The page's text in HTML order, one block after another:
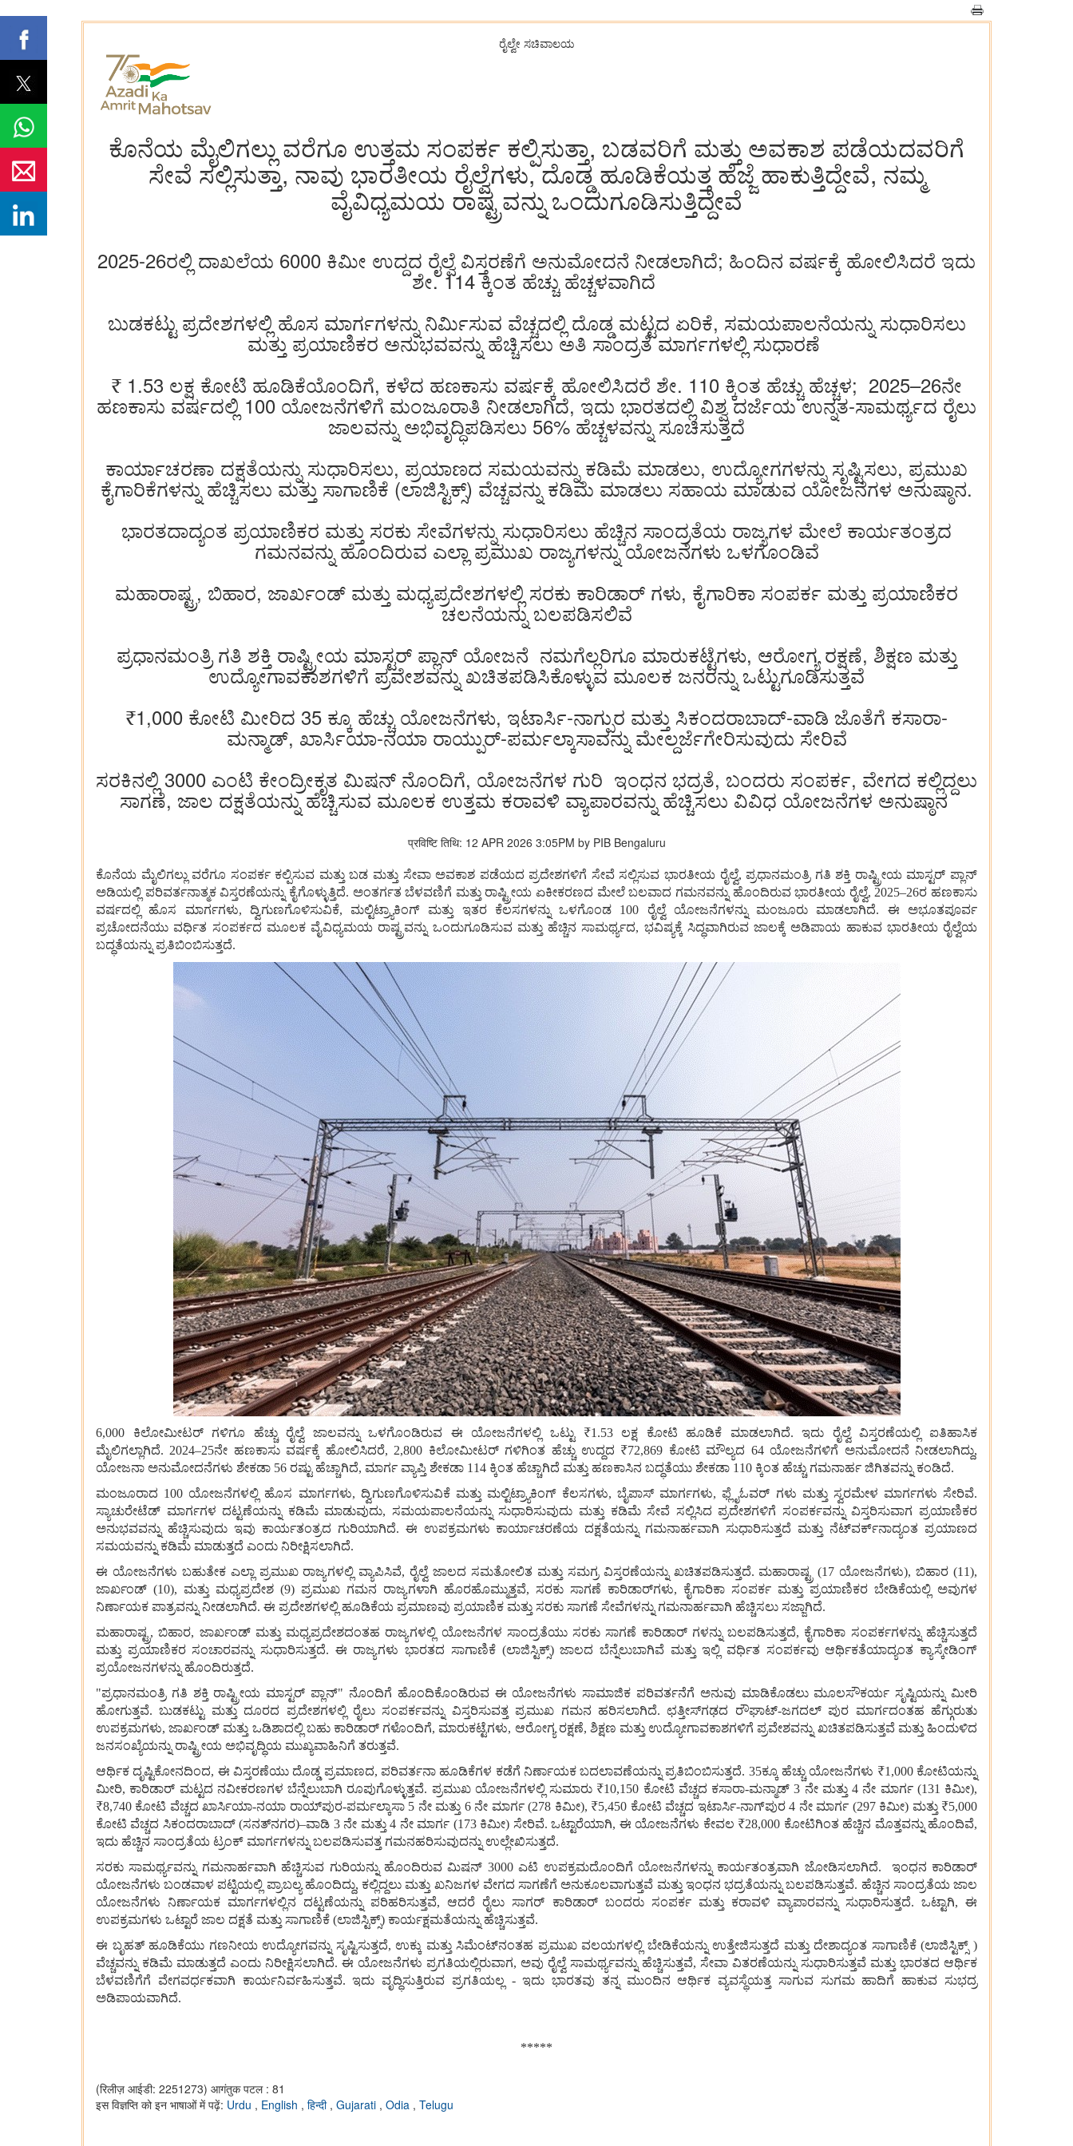
ರೈಲ್ವೇ ಸಚಿವಾಲಯ
ಕೊನೆಯ ಮೈಲಿಗಲ್ಲು ವರೆಗೂ ಉತ್ತಮ ಸಂಪರ್ಕ ಕಲ್ಪಿಸುತ್ತಾ, ಬಡವರಿಗೆ ಮತ್ತು ಅವಕಾಶ ಪಡೆಯದವರಿಗೆ
ಸೇವೆ ಸಲ್ಲಿಸುತ್ತಾ, ನಾವು ಭಾರತೀಯ ರೈಲ್ವೆಗಳು, ದೊಡ್ಡ ಹೂಡಿಕೆಯತ್ತ ಹೆಜ್ಜೆ ಹಾಕುತ್ತಿದ್ದೇವೆ, ನಮ್ಮ
ವೈವಿಧ್ಯಮಯ ರಾಷ್ಟ್ರವನ್ನು ಒಂದುಗೂಡಿಸುತ್ತಿದ್ದೇವೆ
2025-26ರಲ್ಲಿ ದಾಖಲೆಯ 6000 ಕಿಮೀ ಉದ್ದದ ರೈಲ್ವೆ ವಿಸ್ತರಣೆಗೆ ಅನುಮೋದನೆ ನೀಡಲಾಗಿದೆ; ಹಿಂದಿನ ವರ್ಷಕ್ಕೆ ಹೋಲಿಸಿದರೆ ಇದು
ಶೇ. 114 ಕ್ಕಿಂತ ಹೆಚ್ಚು ಹೆಚ್ಚಳವಾಗಿದೆ
ಬುಡಕಟ್ಟು ಪ್ರದೇಶಗಳಲ್ಲಿ ಹೊಸ ಮಾರ್ಗಗಳನ್ನು ನಿರ್ಮಿಸುವ ವೆಚ್ಚದಲ್ಲಿ ದೊಡ್ಡ ಮಟ್ಟದ ಏರಿಕೆ, ಸಮಯಪಾಲನೆಯನ್ನು ಸುಧಾರಿಸಲು
ಮತ್ತು ಪ್ರಯಾಣಿಕರ ಅನುಭವವನ್ನು ಹೆಚ್ಚಿಸಲು ಅತಿ ಸಾಂದ್ರತೆ ಮಾರ್ಗಗಳಲ್ಲಿ ಸುಧಾರಣೆ
₹ 1.53 ಲಕ್ಷ ಕೋಟಿ ಹೂಡಿಕೆಯೊಂದಿಗೆ, ಕಳೆದ ಹಣಕಾಸು ವರ್ಷಕ್ಕೆ ಹೋಲಿಸಿದರೆ ಶೇ. 110 ಕ್ಕಿಂತ ಹೆಚ್ಚು ಹೆಚ್ಚಳ; 2025–26ನೇ
ಹಣಕಾಸು ವರ್ಷದಲ್ಲಿ 100 ಯೋಜನೆಗಳಿಗೆ ಮಂಜೂರಾತಿ ನೀಡಲಾಗಿದೆ, ಇದು ಭಾರತದಲ್ಲಿ ವಿಶ್ವ ದರ್ಜೆಯ ಉನ್ನತ-ಸಾಮರ್ಥ್ಯದ ರೈಲು
ಜಾಲವನ್ನು ಅಭಿವೃದ್ಧಿಪಡಿಸಲು 56% ಹೆಚ್ಚಳವನ್ನು ಸೂಚಿಸುತ್ತದೆ
ಕಾರ್ಯಾಚರಣಾ ದಕ್ಷತೆಯನ್ನು ಸುಧಾರಿಸಲು, ಪ್ರಯಾಣದ ಸಮಯವನ್ನು ಕಡಿಮೆ ಮಾಡಲು, ಉದ್ಯೋಗಗಳನ್ನು ಸೃಷ್ಟಿಸಲು, ಪ್ರಮುಖ
ಕೈಗಾರಿಕೆಗಳನ್ನು ಹೆಚ್ಚಿಸಲು ಮತ್ತು ಸಾಗಾಣಿಕೆ (ಲಾಜಿಸ್ಟಿಕ್ಸ್) ವೆಚ್ಚವನ್ನು ಕಡಿಮೆ ಮಾಡಲು ಸಹಾಯ ಮಾಡುವ ಯೋಜನೆಗಳ ಅನುಷ್ಠಾನ.
ಭಾರತದಾದ್ಯಂತ ಪ್ರಯಾಣಿಕರ ಮತ್ತು ಸರಕು ಸೇವೆಗಳನ್ನು ಸುಧಾರಿಸಲು ಹೆಚ್ಚಿನ ಸಾಂದ್ರತೆಯ ರಾಜ್ಯಗಳ ಮೇಲೆ ಕಾರ್ಯತಂತ್ರದ
ಗಮನವನ್ನು ಹೊಂದಿರುವ ಎಲ್ಲಾ ಪ್ರಮುಖ ರಾಜ್ಯಗಳನ್ನು ಯೋಜನೆಗಳು ಒಳಗೊಂಡಿವೆ
ಮಹಾರಾಷ್ಟ್ರ, ಬಿಹಾರ, ಜಾರ್ಖಂಡ್ ಮತ್ತು ಮಧ್ಯಪ್ರದೇಶಗಳಲ್ಲಿ ಸರಕು ಕಾರಿಡಾರ್‌ ಗಳು, ಕೈಗಾರಿಕಾ ಸಂಪರ್ಕ ಮತ್ತು ಪ್ರಯಾಣಿಕರ
ಚಲನೆಯನ್ನು ಬಲಪಡಿಸಲಿವೆ
ಪ್ರಧಾನಮಂತ್ರಿ ಗತಿ ಶಕ್ತಿ ರಾಷ್ಟ್ರೀಯ ಮಾಸ್ಟರ್ ಪ್ಲಾನ್ ಯೋಜನೆ ನಮಗೆಲ್ಲರಿಗೂ ಮಾರುಕಟ್ಟೆಗಳು, ಆರೋಗ್ಯ ರಕ್ಷಣೆ, ಶಿಕ್ಷಣ ಮತ್ತು
ಉದ್ಯೋಗಾವಕಾಶಗಳಿಗೆ ಪ್ರವೇಶವನ್ನು ಖಚಿತಪಡಿಸಿಕೊಳ್ಳುವ ಮೂಲಕ ಜನರನ್ನು ಒಟ್ಟುಗೂಡಿಸುತ್ತವೆ
₹1,000 ಕೋಟಿ ಮೀರಿದ 35 ಕ್ಕೂ ಹೆಚ್ಚು ಯೋಜನೆಗಳು, ಇಟಾರ್ಸಿ-ನಾಗ್ಪುರ ಮತ್ತು ಸಿಕಂದರಾಬಾದ್-ವಾಡಿ ಜೊತೆಗೆ ಕಸಾರಾ-
ಮನ್ಮಾಡ್, ಖಾರ್ಸಿಯಾ-ನಯಾ ರಾಯ್ಪುರ್-ಪರ್ಮಲ್ಕಾಸಾವನ್ನು ಮೇಲ್ದರ್ಜೆಗೇರಿಸುವುದು ಸೇರಿವೆ
ಸರಕಿನಲ್ಲಿ 3000 ಎಂಟಿ ಕೇಂದ್ರೀಕೃತ ಮಿಷನ್‌ ನೊಂದಿಗೆ, ಯೋಜನೆಗಳ ಗುರಿ ಇಂಧನ ಭದ್ರತೆ, ಬಂದರು ಸಂಪರ್ಕ, ವೇಗದ ಕಲ್ಲಿದ್ದಲು
ಸಾಗಣೆ, ಜಾಲ ದಕ್ಷತೆಯನ್ನು ಹೆಚ್ಚಿಸುವ ಮೂಲಕ ಉತ್ತಮ ಕರಾವಳಿ ವ್ಯಾಪಾರವನ್ನು ಹೆಚ್ಚಿಸಲು ವಿವಿಧ ಯೋಜನೆಗಳ ಅನುಷ್ಠಾನ
प्रविष्टि तिथि: 12 APR 2026 3:05PM by PIB Bengaluru
ಕೊನೆಯ ಮೈಲಿಗಲ್ಲು ವರೆಗೂ ಸಂಪರ್ಕ ಕಲ್ಪಿಸುವ ಮತ್ತು ಬಡ ಮತ್ತು ಸೇವಾ ಅವಕಾಶ ಪಡೆಯದ ಪ್ರದೇಶಗಳಿಗೆ ಸೇವೆ ಸಲ್ಲಿಸುವ ಭಾರತೀಯ ರೈಲ್ವೆ, ಪ್ರಧಾನಮಂತ್ರಿ ಗತಿ ಶಕ್ತಿ ರಾಷ್ಟ್ರೀಯ ಮಾಸ್ಟರ್ ಪ್ಲಾನ್
ಅಡಿಯಲ್ಲಿ ಪರಿವರ್ತನಾತ್ಮಕ ವಿಸ್ತರಣೆಯನ್ನು ಕೈಗೊಳ್ಳುತ್ತಿದೆ. ಅಂತರ್ಗತ ಬೆಳವಣಿಗೆ ಮತ್ತು ರಾಷ್ಟ್ರೀಯ ಏಕೀಕರಣದ ಮೇಲೆ ಬಲವಾದ ಗಮನವನ್ನು ಹೊಂದಿರುವ ಭಾರತೀಯ ರೈಲ್ವೆ, 2025–26ರ ಹಣಕಾಸು
ವರ್ಷದಲ್ಲಿ ಹೊಸ ಮಾರ್ಗಗಳು, ದ್ವಿಗುಣಗೊಳಿಸುವಿಕೆ, ಮಲ್ಟಿಟ್ರ್ಯಾಕಿಂಗ್ ಮತ್ತು ಇತರ ಕೆಲಸಗಳನ್ನು ಒಳಗೊಂಡ 100 ರೈಲ್ವೆ ಯೋಜನೆಗಳನ್ನು ಮಂಜೂರು ಮಾಡಲಾಗಿದೆ. ಈ ಅಭೂತಪೂರ್ವ
ಪ್ರಚೋದನೆಯು ವರ್ಧಿತ ಸಂಪರ್ಕದ ಮೂಲಕ ವೈವಿಧ್ಯಮಯ ರಾಷ್ಟ್ರವನ್ನು ಒಂದುಗೂಡಿಸುವ ಮತ್ತು ಹೆಚ್ಚಿನ ಸಾಮರ್ಥ್ಯದ, ಭವಿಷ್ಯಕ್ಕೆ ಸಿದ್ಧವಾಗಿರುವ ಜಾಲಕ್ಕೆ ಅಡಿಪಾಯ ಹಾಕುವ ಭಾರತೀಯ ರೈಲ್ವೆಯ
ಬದ್ಧತೆಯನ್ನು ಪ್ರತಿಬಿಂಬಿಸುತ್ತದೆ.
6,000 ಕಿಲೋಮೀಟರ್‌ ಗಳಿಗೂ ಹೆಚ್ಚು ರೈಲ್ವೆ ಜಾಲವನ್ನು ಒಳಗೊಂಡಿರುವ ಈ ಯೋಜನೆಗಳಲ್ಲಿ ಒಟ್ಟು ₹1.53 ಲಕ್ಷ ಕೋಟಿ ಹೂಡಿಕೆ ಮಾಡಲಾಗಿದೆ. ಇದು ರೈಲ್ವೆ ವಿಸ್ತರಣೆಯಲ್ಲಿ ಐತಿಹಾಸಿಕ
ಮೈಲಿಗಲ್ಲಾಗಿದೆ. 2024–25ನೇ ಹಣಕಾಸು ವರ್ಷಕ್ಕೆ ಹೋಲಿಸಿದರೆ, 2,800 ಕಿಲೋಮೀಟರ್‌ ಗಳಿಗಿಂತ ಹೆಚ್ಚು ಉದ್ದದ ₹72,869 ಕೋಟಿ ಮೌಲ್ಯದ 64 ಯೋಜನೆಗಳಿಗೆ ಅನುಮೋದನೆ ನೀಡಲಾಗಿದ್ದು,
ಯೋಜನಾ ಅನುಮೋದನೆಗಳು ಶೇಕಡಾ 56 ರಷ್ಟು ಹೆಚ್ಚಾಗಿದೆ, ಮಾರ್ಗ ವ್ಯಾಪ್ತಿ ಶೇಕಡಾ 114 ಕ್ಕಿಂತ ಹೆಚ್ಚಾಗಿದೆ ಮತ್ತು ಹಣಕಾಸಿನ ಬದ್ಧತೆಯು ಶೇಕಡಾ 110 ಕ್ಕಿಂತ ಹೆಚ್ಚು ಗಮನಾರ್ಹ ಜಿಗಿತವನ್ನು ಕಂಡಿದೆ.
ಮಂಜೂರಾದ 100 ಯೋಜನೆಗಳಲ್ಲಿ ಹೊಸ ಮಾರ್ಗಗಳು, ದ್ವಿಗುಣಗೊಳಿಸುವಿಕೆ ಮತ್ತು ಮಲ್ಟಿಟ್ರ್ಯಾಕಿಂಗ್ ಕೆಲಸಗಳು, ಬೈಪಾಸ್ ಮಾರ್ಗಗಳು, ಫ್ಲೈಓವರ್‌ ಗಳು ಮತ್ತು ಸ್ವರಮೇಳ ಮಾರ್ಗಗಳು ಸೇರಿವೆ.
ಸ್ಯಾಚುರೇಟೆಡ್ ಮಾರ್ಗಗಳ ದಟ್ಟಣೆಯನ್ನು ಕಡಿಮೆ ಮಾಡುವುದು, ಸಮಯಪಾಲನೆಯನ್ನು ಸುಧಾರಿಸುವುದು ಮತ್ತು ಕಡಿಮೆ ಸೇವೆ ಸಲ್ಲಿಸಿದ ಪ್ರದೇಶಗಳಿಗೆ ಸಂಪರ್ಕವನ್ನು ವಿಸ್ತರಿಸುವಾಗ ಪ್ರಯಾಣಿಕರ
ಅನುಭವವನ್ನು ಹೆಚ್ಚಿಸುವುದು ಇವು ಕಾರ್ಯತಂತ್ರದ ಗುರಿಯಾಗಿದೆ. ಈ ಉಪಕ್ರಮಗಳು ಕಾರ್ಯಾಚರಣೆಯ ದಕ್ಷತೆಯನ್ನು ಗಮನಾರ್ಹವಾಗಿ ಸುಧಾರಿಸುತ್ತದೆ ಮತ್ತು ನೆಟ್‌ವರ್ಕ್‌ನಾದ್ಯಂತ ಪ್ರಯಾಣದ
ಸಮಯವನ್ನು ಕಡಿಮೆ ಮಾಡುತ್ತದೆ ಎಂದು ನಿರೀಕ್ಷಿಸಲಾಗಿದೆ.
ಈ ಯೋಜನೆಗಳು ಬಹುತೇಕ ಎಲ್ಲಾ ಪ್ರಮುಖ ರಾಜ್ಯಗಳಲ್ಲಿ ವ್ಯಾಪಿಸಿವೆ, ರೈಲ್ವೆ ಜಾಲದ ಸಮತೋಲಿತ ಮತ್ತು ಸಮಗ್ರ ವಿಸ್ತರಣೆಯನ್ನು ಖಚಿತಪಡಿಸುತ್ತದೆ. ಮಹಾರಾಷ್ಟ್ರ (17 ಯೋಜನೆಗಳು), ಬಿಹಾರ (11),
ಜಾರ್ಖಂಡ್ (10), ಮತ್ತು ಮಧ್ಯಪ್ರದೇಶ (9) ಪ್ರಮುಖ ಗಮನ ರಾಜ್ಯಗಳಾಗಿ ಹೊರಹೊಮ್ಮುತ್ತವೆ, ಸರಕು ಸಾಗಣೆ ಕಾರಿಡಾರ್‌ಗಳು, ಕೈಗಾರಿಕಾ ಸಂಪರ್ಕ ಮತ್ತು ಪ್ರಯಾಣಿಕರ ಬೇಡಿಕೆಯಲ್ಲಿ ಅವುಗಳ
ನಿರ್ಣಾಯಕ ಪಾತ್ರವನ್ನು ನೀಡಲಾಗಿದೆ. ಈ ಪ್ರದೇಶಗಳಲ್ಲಿ ಹೂಡಿಕೆಯ ಪ್ರಮಾಣವು ಪ್ರಯಾಣಿಕ ಮತ್ತು ಸರಕು ಸಾಗಣೆ ಸೇವೆಗಳನ್ನು ಗಮನಾರ್ಹವಾಗಿ ಹೆಚ್ಚಿಸಲು ಸಜ್ಜಾಗಿದೆ.
ಮಹಾರಾಷ್ಟ್ರ, ಬಿಹಾರ, ಜಾರ್ಖಂಡ್ ಮತ್ತು ಮಧ್ಯಪ್ರದೇಶದಂತಹ ರಾಜ್ಯಗಳಲ್ಲಿ ಯೋಜನೆಗಳ ಸಾಂದ್ರತೆಯು ಸರಕು ಸಾಗಣೆ ಕಾರಿಡಾರ್‌‌ ಗಳನ್ನು ಬಲಪಡಿಸುತ್ತದೆ, ಕೈಗಾರಿಕಾ ಸಂಪರ್ಕಗಳನ್ನು ಹೆಚ್ಚಿಸುತ್ತದೆ
ಮತ್ತು ಪ್ರಯಾಣಿಕರ ಸಂಚಾರವನ್ನು ಸುಧಾರಿಸುತ್ತದೆ. ಈ ರಾಜ್ಯಗಳು ಭಾರತದ ಸಾಗಾಣಿಕೆ (ಲಾಜಿಸ್ಟಿಕ್ಸ್) ಜಾಲದ ಬೆನ್ನೆಲುಬಾಗಿವೆ ಮತ್ತು ಇಲ್ಲಿ ವರ್ಧಿತ ಸಂಪರ್ಕವು ಆರ್ಥಿಕತೆಯಾದ್ಯಂತ ಕ್ಯಾಸ್ಕೇಡಿಂಗ್
ಪ್ರಯೋಜನಗಳನ್ನು ಹೊಂದಿರುತ್ತದೆ.
"ಪ್ರಧಾನಮಂತ್ರಿ ಗತಿ ಶಕ್ತಿ ರಾಷ್ಟ್ರೀಯ ಮಾಸ್ಟರ್ ಪ್ಲಾನ್‌" ನೊಂದಿಗೆ ಹೊಂದಿಕೊಂಡಿರುವ ಈ ಯೋಜನೆಗಳು ಸಾಮಾಜಿಕ ಪರಿವರ್ತನೆಗೆ ಅನುವು ಮಾಡಿಕೊಡಲು ಮೂಲಸೌಕರ್ಯ ಸೃಷ್ಟಿಯನ್ನು ಮೀರಿ
ಹೋಗುತ್ತವೆ. ಬುಡಕಟ್ಟು ಮತ್ತು ದೂರದ ಪ್ರದೇಶಗಳಲ್ಲಿ ರೈಲು ಸಂಪರ್ಕವನ್ನು ವಿಸ್ತರಿಸುವತ್ತ ಪ್ರಮುಖ ಗಮನ ಹರಿಸಲಾಗಿದೆ. ಛತ್ತೀಸ್‌ಗಢದ ರೌಘಾಟ್-ಜಗದಲ್‌ ಪುರ ಮಾರ್ಗದಂತಹ ಹೆಗ್ಗುರುತು
ಉಪಕ್ರಮಗಳು, ಜಾರ್ಖಂಡ್ ಮತ್ತು ಒಡಿಶಾದಲ್ಲಿ ಬಹು ಕಾರಿಡಾರ್‌ ಗಳೊಂದಿಗೆ, ಮಾರುಕಟ್ಟೆಗಳು, ಆರೋಗ್ಯ ರಕ್ಷಣೆ, ಶಿಕ್ಷಣ ಮತ್ತು ಉದ್ಯೋಗಾವಕಾಶಗಳಿಗೆ ಪ್ರವೇಶವನ್ನು ಖಚಿತಪಡಿಸುತ್ತವೆ ಮತ್ತು ಹಿಂದುಳಿದ
ಜನಸಂಖ್ಯೆಯನ್ನು ರಾಷ್ಟ್ರೀಯ ಅಭಿವೃದ್ಧಿಯ ಮುಖ್ಯವಾಹಿನಿಗೆ ತರುತ್ತವೆ.
ಆರ್ಥಿಕ ದೃಷ್ಟಿಕೋನದಿಂದ, ಈ ವಿಸ್ತರಣೆಯು ದೊಡ್ಡ ಪ್ರಮಾಣದ, ಪರಿವರ್ತನಾ ಹೂಡಿಕೆಗಳ ಕಡೆಗೆ ನಿರ್ಣಾಯಕ ಬದಲಾವಣೆಯನ್ನು ಪ್ರತಿಬಿಂಬಿಸುತ್ತದೆ. 35ಕ್ಕೂ ಹೆಚ್ಚು ಯೋಜನೆಗಳು ₹1,000 ಕೋಟಿಯನ್ನು
ಮೀರಿ, ಕಾರಿಡಾರ್ ಮಟ್ಟದ ನವೀಕರಣಗಳ ಬೆನ್ನೆಲುಬಾಗಿ ರೂಪುಗೊಳ್ಳುತ್ತವೆ. ಪ್ರಮುಖ ಯೋಜನೆಗಳಲ್ಲಿ ಸುಮಾರು ₹10,150 ಕೋಟಿ ವೆಚ್ಚದ ಕಸಾರಾ-ಮನ್ಮಾಡ್ 3 ನೇ ಮತ್ತು 4 ನೇ ಮಾರ್ಗ (131 ಕಿಮೀ),
₹8,740 ಕೋಟಿ ವೆಚ್ಚದ ಖಾರ್ಸಿಯಾ-ನಯಾ ರಾಯ್‌ಪುರ-ಪರ್ಮಲ್ಕಾಸಾ 5 ನೇ ಮತ್ತು 6 ನೇ ಮಾರ್ಗ (278 ಕಿಮೀ), ₹5,450 ಕೋಟಿ ವೆಚ್ಚದ ಇಟಾರ್ಸಿ-ನಾಗ್‌ಪುರ 4 ನೇ ಮಾರ್ಗ (297 ಕಿಮೀ) ಮತ್ತು ₹5,000
ಕೋಟಿ ವೆಚ್ಚದ ಸಿಕಂದರಾಬಾದ್ (ಸನತ್‌ನಗರ)–ವಾಡಿ 3 ನೇ ಮತ್ತು 4 ನೇ ಮಾರ್ಗ (173 ಕಿಮೀ) ಸೇರಿವೆ. ಒಟ್ಟಾರೆಯಾಗಿ, ಈ ಯೋಜನೆಗಳು ಕೇವಲ ₹28,000 ಕೋಟಿಗಿಂತ ಹೆಚ್ಚಿನ ಮೊತ್ತವನ್ನು ಹೊಂದಿವೆ,
ಇದು ಹೆಚ್ಚಿನ ಸಾಂದ್ರತೆಯ ಟ್ರಂಕ್ ಮಾರ್ಗಗಳನ್ನು ಬಲಪಡಿಸುವತ್ತ ಗಮನಹರಿಸುವುದನ್ನು ಉಲ್ಲೇಖಿಸುತ್ತದೆ.
ಸರಕು ಸಾಮರ್ಥ್ಯವನ್ನು ಗಮನಾರ್ಹವಾಗಿ ಹೆಚ್ಚಿಸುವ ಗುರಿಯನ್ನು ಹೊಂದಿರುವ ಮಿಷನ್ 3000 ಎಟಿ ಉಪಕ್ರಮದೊಂದಿಗೆ ಯೋಜನೆಗಳನ್ನು ಕಾರ್ಯತಂತ್ರವಾಗಿ ಜೋಡಿಸಲಾಗಿದೆ. ಇಂಧನ ಕಾರಿಡಾರ್
ಯೋಜನೆಗಳು ಬಂಡವಾಳ ಪಟ್ಟಿಯಲ್ಲಿ ಪ್ರಾಬಲ್ಯ ಹೊಂದಿದ್ದು, ಕಲ್ಲಿದ್ದಲು ಮತ್ತು ಖನಿಜಗಳ ವೇಗದ ಸಾಗಣೆಗೆ ಅನುಕೂಲವಾಗುತ್ತವೆ ಮತ್ತು ಇಂಧನ ಭದ್ರತೆಯನ್ನು ಬಲಪಡಿಸುತ್ತವೆ. ಹೆಚ್ಚಿನ ಸಾಂದ್ರತೆಯ ಜಾಲ
ಯೋಜನೆಗಳು ನಿರ್ಣಾಯಕ ಮಾರ್ಗಗಳಲ್ಲಿನ ದಟ್ಟಣೆಯನ್ನು ಪರಿಹರಿಸುತ್ತವೆ, ಆದರೆ ರೈಲು ಸಾಗರ್ ಕಾರಿಡಾರ್ ಬಂದರು ಸಂಪರ್ಕ ಮತ್ತು ಕರಾವಳಿ ವ್ಯಾಪಾರವನ್ನು ಸುಧಾರಿಸುತ್ತದೆ. ಒಟ್ಟಾಗಿ, ಈ
ಉಪಕ್ರಮಗಳು ಒಟ್ಟಾರೆ ಜಾಲ ದಕ್ಷತೆ ಮತ್ತು ಸಾಗಾಣಿಕೆ (ಲಾಜಿಸ್ಟಿಕ್ಸ್) ಕಾರ್ಯಕ್ಷಮತೆಯನ್ನು ಹೆಚ್ಚಿಸುತ್ತವೆ.
ಈ ಬೃಹತ್ ಹೂಡಿಕೆಯು ಗಣನೀಯ ಉದ್ಯೋಗವನ್ನು ಸೃಷ್ಟಿಸುತ್ತದೆ, ಉಕ್ಕು ಮತ್ತು ಸಿಮೆಂಟ್‌ನಂತಹ ಪ್ರಮುಖ ವಲಯಗಳಲ್ಲಿ ಬೇಡಿಕೆಯನ್ನು ಉತ್ತೇಜಿಸುತ್ತದೆ ಮತ್ತು ದೇಶಾದ್ಯಂತ ಸಾಗಾಣಿಕೆ (ಲಾಜಿಸ್ಟಿಕ್ಸ್ )
ವೆಚ್ಚವನ್ನು ಕಡಿಮೆ ಮಾಡುತ್ತದೆ ಎಂದು ನಿರೀಕ್ಷಿಸಲಾಗಿದೆ. ಈ ಯೋಜನೆಗಳು ಪ್ರಗತಿಯಲ್ಲಿರುವಾಗ, ಅವು ರೈಲ್ವೆ ಸಾಮರ್ಥ್ಯವನ್ನು ಹೆಚ್ಚಿಸುತ್ತವೆ, ಸೇವಾ ವಿತರಣೆಯನ್ನು ಸುಧಾರಿಸುತ್ತವೆ ಮತ್ತು ಭಾರತದ ಆರ್ಥಿಕ
ಬೆಳವಣಿಗೆಗೆ ವೇಗವರ್ಧಕವಾಗಿ ಕಾರ್ಯನಿರ್ವಹಿಸುತ್ತವೆ. ಇದು ವೃದ್ಧಿಸುತ್ತಿರುವ ಪ್ರಗತಿಯಲ್ಲ - ಇದು ಭಾರತವು ತನ್ನ ಮುಂದಿನ ಆರ್ಥಿಕ ವ್ಯವಸ್ಥೆಯತ್ತ ಸಾಗುವ ಸುಗಮ ಹಾದಿಗೆ ಹಾಕುವ ಸುಭದ್ರ
ಅಡಿಪಾಯವಾಗಿದೆ.
*****
(रिलीज़ आईडी: 2251273) आगंतुक पटल : 81
इस विज्ञप्ति को इन भाषाओं में पढ़ें: Urdu , English , हिन्दी , Gujarati , Odia , Telugu